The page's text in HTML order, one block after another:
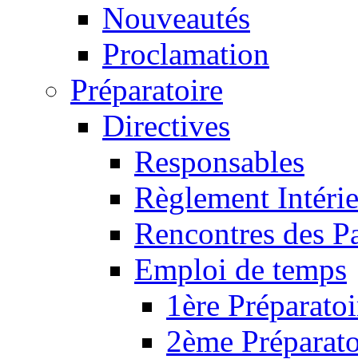
Nouveautés
Proclamation
Préparatoire
Directives
Responsables
Règlement
Rencontres des
Emploi de temps
1ère
2ème